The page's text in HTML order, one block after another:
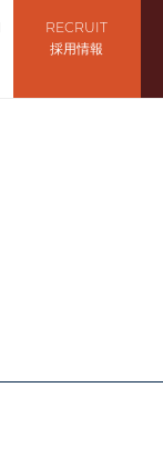
RECRUIT
採用情報